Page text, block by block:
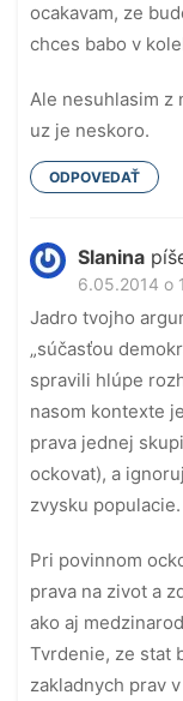
ocakavam, ze
chces babo v
Ale nesuhlasim z
uz je neskoro.
ODPOVEDAŤ
Slanina
6.05.2014 o
Jadro tvojho
„súčasťou
spravili hlúpe
nasom kontexte
prava jednej
ockovat), a
zvysku populacie.
Pri povinnom
prava na zivot a
ako aj
Tvrdenie, ze stat
zakladnych prav